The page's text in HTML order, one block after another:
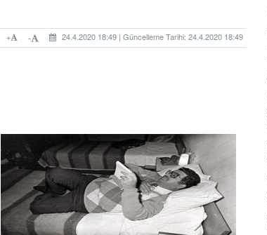
24.4.2020 18:49 | Güncelleme Tarihi: 24.4.2020 18:49
-
+